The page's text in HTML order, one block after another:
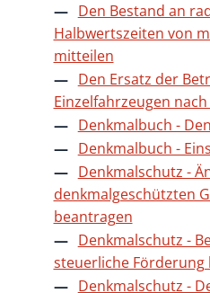
Den Bestand an
Halbwertszeiten von
mitteilen
Den Ersatz der
Einzelfahrzeugen
Denkmalbuch -
Denkmalbuch -
Denkmalschutz -
denkmalgeschützten
beantragen
Denkmalschutz -
steuerliche Förderung
Denkmalschutz -